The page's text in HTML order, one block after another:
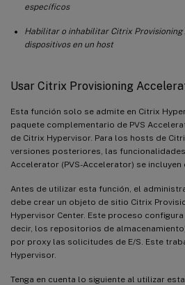
específicos
Habilitar o inhabilitar Citrix
dispositivos en un host
Usar Citrix Provisioning
Esta función solo se admite en Citrix
paquete complementario de PVS
de Citrix Hypervisor. Para los hosts de
versiones posteriores, las
Accelerator (PVS-Accelerator) se incluyen
Antes de utilizar esta función, el
debe crear un objeto de sitio Citrix
Hypervisor Center. Este proceso
decir, los repositorios de
por proxy las solicitudes de E/S. Este
Hypervisor.
Tenga en cuenta lo siguiente al utilizar